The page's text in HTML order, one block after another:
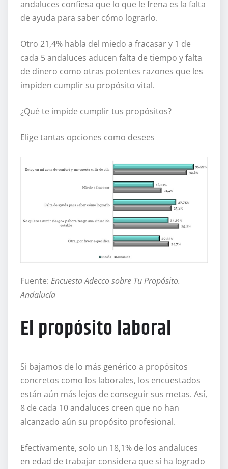
andaluces confiesa que lo que le frena es la falta
de ayuda para saber cómo lograrlo.
Otro 21,4% habla del miedo a fracasar y 1 de
cada 5 andaluces aducen falta de tiempo y falta
de dinero como otras potentes razones que les
impiden cumplir su propósito vital.
¿Qué te impide cumplir tus propósitos?
Elige tantas opciones como desees
Fuente: Encuesta Adecco sobre Tu Propósito.
Andalucía
El propósito laboral
Si bajamos de lo más genérico a propósitos
concretos como los laborales, los encuestados
están aún más lejos de conseguir sus metas. Así,
8 de cada 10 andaluces creen que no han
alcanzado aún su propósito profesional.
Efectivamente, solo un 18,1% de los andaluces
en edad de trabajar considera que sí ha logrado